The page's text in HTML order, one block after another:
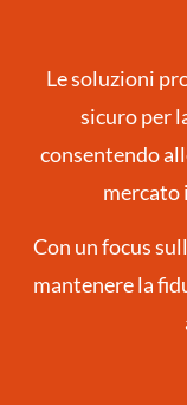
Le soluzioni
sicuro per
consentendo
mercato
Con un focus
mantenere la